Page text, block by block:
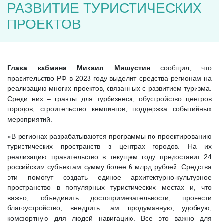
РАЗВИТИЕ ТУРИСТИЧЕСКИХ
ПРОЕКТОВ
Глава кабмина Михаил Мишустинсообщил, что
правительство РФ в 2023 году выделит средства регионам на
реализацию многих проектов, связанных с развитием туризма.
Среди них – гранты для турбизнеса, обустройство центров
городов, строительство кемпингов, поддержка событийных
мероприятий.
«В регионах разрабатываются программы по проектированию
туристических пространств в центрах городов. На их
реализацию правительство в текущем году предоставит 24
российским субъектам сумму более 6 млрд рублей. Средства
эти помогут создать единое архитектурно-культурное
пространство в популярных туристических местах и, что
важно, объединить достопримечательности, провести
благоустройство, внедрить там продуманную, удобную,
комфортную для людей навигацию. Все это важно для